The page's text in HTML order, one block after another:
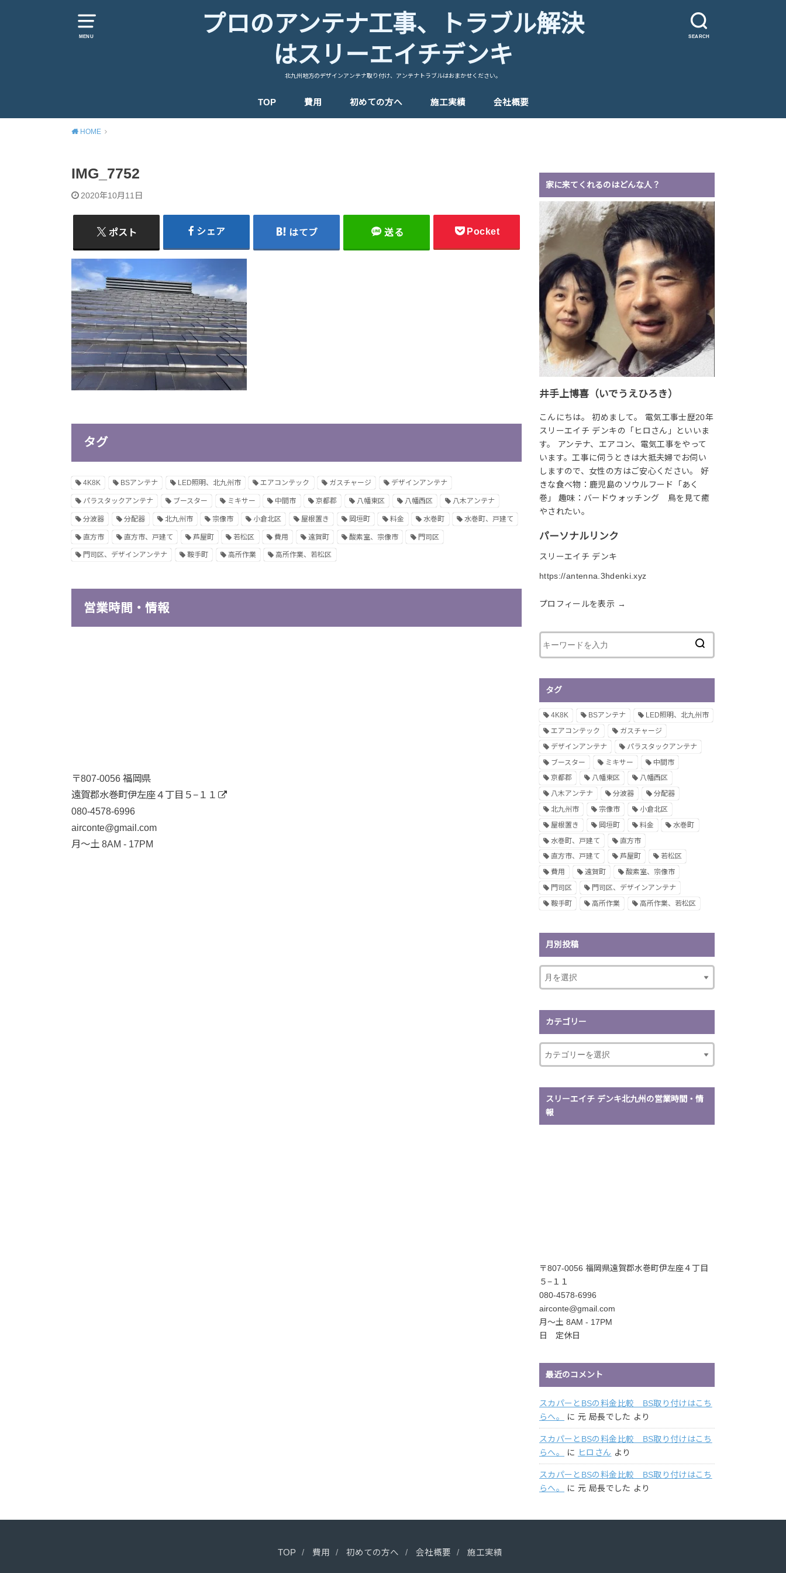
MENU SEARCH
プロのアンテナ工事、トラブル解決
はスリーエイチデンキ
北九州地方のデザインアンテナ取り付け、アンテナトラブルはおまかせください。
TOP 費用 初めての方へ 施工実績 会社概要
HOME
IMG_7752
2020年10月11日
ポスト シェア はてブ 送る Pocket
タグ
4K8K BSアンテナ LED照明、北九州市 エアコンテック ガスチャージ デザインアンテナ
パラスタックアンテナ ブースター ミキサー 中間市 京都郡 八幡東区 八幡西区 八木アンテナ
分波器 分配器 北九州市 宗像市 小倉北区 屋根置き 岡垣町 料金 水巻町 水巻町、戸建て
直方市 直方市、戸建て 芦屋町 若松区 費用 遠賀町 酸素室、宗像市 門司区
門司区、デザインアンテナ 鞍手町 高所作業 高所作業、若松区
営業時間・情報
〒807-0056 福岡県
遠賀郡水巻町伊左座４丁目５−１１
080-4578-6996
airconte@gmail.com
月〜土 8AM - 17PM
家に来てくれるのはどんな人？
井手上博喜（いでうえひろき）
こんにちは。 初めまして。 電気工事士歴20年
スリーエイチ デンキの「ヒロさん」といいま
す。 アンテナ、エアコン、電気工事をやって
います。工事に伺うときは大抵夫婦でお伺い
しますので、女性の方はご安心ください。 好
きな食べ物：鹿児島のソウルフード「あく
巻」 趣味：バードウォッチング 鳥を見て癒
やされたい。
パーソナルリンク
スリーエイチ デンキ
https://antenna.3hdenki.xyz
プロフィールを表示 →
タグ
4K8K BSアンテナ
LED照明、北九州市
エアコンテック
ガスチャージ
デザインアンテナ
パラスタックアンテナ
ブースター
ミキサー
中間市
京都郡
八幡東区
八幡西区
八木アンテナ
分波器
分配器
北九州市
宗像市
小倉北区
屋根置き
岡垣町 料金
水巻町
水巻町、戸建て
直方市
直方市、戸建て
芦屋町
若松区
費用
遠賀町
酸素室、宗像市
門司区
門司区、デザインアンテナ
鞍手町
高所作業 高所作業、若松区
月別投稿
カテゴリー
スリーエイチ デンキ北九州の営業時間・情
報
〒807-0056 福岡県遠賀郡水巻町伊左座４丁目
５−１１
080-4578-6996
airconte@gmail.com
月〜土 8AM - 17PM
日 定休日
最近のコメント
スカパーとBSの料金比較 BS取り付けはこち
らへ。
に元 局長でした より
スカパーとBSの料金比較 BS取り付けはこち
らへ。
に ヒロさん より
スカパーとBSの料金比較 BS取り付けはこち
らへ。
に元 局長でした より
TOP 費用 初めての方へ 会社概要 施工実績